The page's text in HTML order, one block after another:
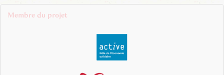
Membre du projet